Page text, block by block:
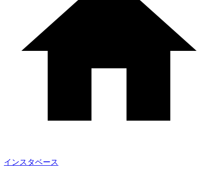
インスタベース